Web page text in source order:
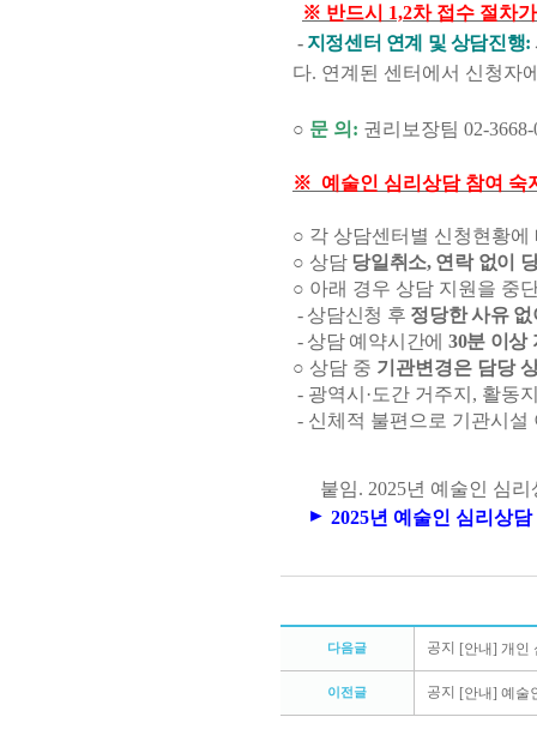
※ 반드시 1,2차 접수 절차
- 지정센터 연계 및 상담진행:
다. 연계된 센터에서 신청자
○ 문 의 : 권리보장팀 02-
※ 예술인 심리상담 참여 숙
○ 각 상담센터별 신청현황
○ 상담 당일취소, 연락 없이
○ 아래 경우 상담 지원을 중
- 상담신청 후 정당한 사유
- 상담 예약시간에 30분 이상
○ 상담 중 기관변경은 담당
- 광역시 · 도간 거주지 , 활동
- 신체적 불편으로 기관시설
붙임. 2025년 예술인 심
► 2025년 예술인 심리상
다음글 공지 [안내] 개인
이전글 공지 [안내] 예술